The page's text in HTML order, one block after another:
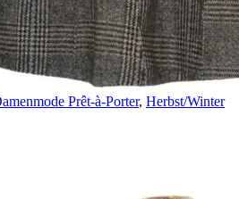
Prêt-à-Porter, Herbst/Winter